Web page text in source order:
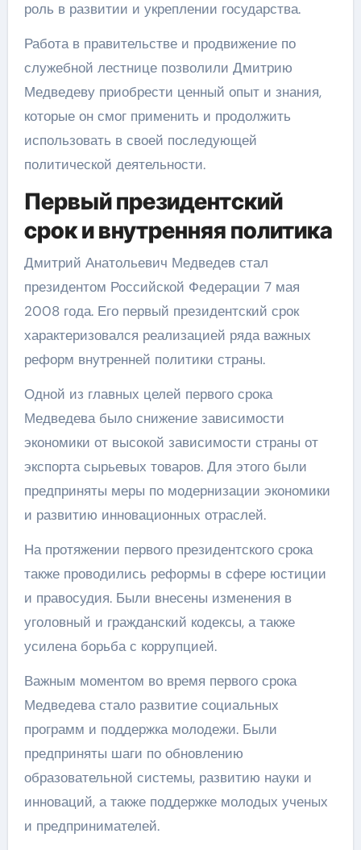
роль в развитии и укреплении государства.
Работа в правительстве и продвижение по
служебной лестнице позволили Дмитрию
Медведеву приобрести ценный опыт и знания,
которые он смог применить и продолжить
использовать в своей последующей
политической деятельности.
Первый президентский
срок и внутренняя политика
Дмитрий Анатольевич Медведев стал
президентом Российской Федерации 7 мая
2008 года. Его первый президентский срок
характеризовался реализацией ряда важных
реформ внутренней политики страны.
Одной из главных целей первого срока
Медведева было снижение зависимости
экономики от высокой зависимости страны от
экспорта сырьевых товаров. Для этого были
предприняты меры по модернизации экономики
и развитию инновационных отраслей.
На протяжении первого президентского срока
также проводились реформы в сфере юстиции
и правосудия. Были внесены изменения в
уголовный и гражданский кодексы, а также
усилена борьба с коррупцией.
Важным моментом во время первого срока
Медведева стало развитие социальных
программ и поддержка молодежи. Были
предприняты шаги по обновлению
образовательной системы, развитию науки и
инноваций, а также поддержке молодых ученых
и предпринимателей.